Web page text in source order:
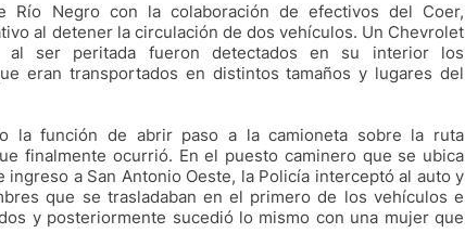
Río Negro con la colaboración de efectivos del Coer,
al detener la circulación de dos vehículos. Un Chevrolet
al ser peritada fueron detectados en su interior los
eran transportados en distintos tamaños y lugares del
la función de abrir paso a la camioneta sobre la ruta
finalmente ocurrió. En el puesto caminero que se ubica
a San Antonio Oeste, la Policía interceptó al auto y
que se trasladaban en el primero de los vehículos e
y posteriormente sucedió lo mismo con una mujer que